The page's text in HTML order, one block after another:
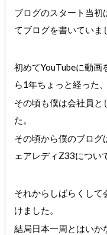
ブログのスタート当初
てブログを書いていま
初めてYouTubeに動画
ら1年ちょっと経った
その頃も僕は会社員と
た。
その頃から僕のブログ
ェアレディZ33につい
それからしばらくして
けました。
結局日本一周とはいか